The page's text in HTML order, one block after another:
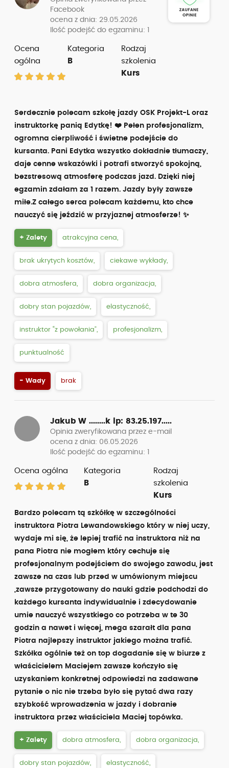
Facebook
ocena z dnia: 29.05.2026
Ilość podejść do egzaminu: 1
Ocena
ogólna
Kategoria
B
Rodzaj
szkolenia
Kurs
Serdecznie polecam szkołę jazdy OSK Projekt-L oraz
instruktorkę panią Edytkę! ❤️ Pełen profesjonalizm,
ogromna cierpliwość i świetne podejście do
kursanta. Pani Edytka wszystko dokładnie tłumaczy,
daje cenne wskazówki i potrafi stworzyć spokojną,
bezstresową atmosferę podczas jazd. Dzięki niej
egzamin zdałam za 1 razem. Jazdy były zawsze
miłe.Z całego serca polecam każdemu, kto chce
nauczyć się jeździć w przyjaznej atmosferze! ✨
+ Zalety atrakcyjna cena,
brak ukrytych kosztów, ciekawe wykłady,
dobra atmosfera, dobra organizacja,
dobry stan pojazdów, elastyczność,
instruktor “z powołania”, profesjonalizm,
punktualność
- Wady brak
Jakub W ........k ip: 83.25.197.....
Opinia zweryfikowana przez e-mail
ocena z dnia: 06.05.2026
Ilość podejść do egzaminu: 1
Ocena ogólna
Kategoria
B
Rodzaj
szkolenia
Kurs
Bardzo polecam tą szkółkę w szczególności
instruktora Piotra Lewandowskiego który w niej uczy,
wydaje mi się, że lepiej trafić na instruktora niż na
pana Piotra nie mogłem który cechuje się
profesjonalnym podejściem do swojego zawodu, jest
zawsze na czas lub przed w umówionym miejscu
,zawsze przygotowany do nauki gdzie podchodzi do
każdego kursanta indywidualnie i zdecydowanie
umie nauczyć wszystkiego co potrzeba w te 30
godzin a nawet i więcej, mega szarałt dla pana
Piotra najlepszy instruktor jakiego można trafić.
Szkółka ogólnie też on top dogadanie się w biurze z
właścicielem Maciejem zawsze kończyło się
uzyskaniem konkretnej odpowiedzi na zadawane
pytanie o nic nie trzeba było się pytać dwa razy
szybkość wprowadzenia w jazdy i dobranie
instruktora przez właściciela Maciej topówka.
+ Zalety dobra atmosfera, dobra organizacja,
dobry stan pojazdów, elastyczność,